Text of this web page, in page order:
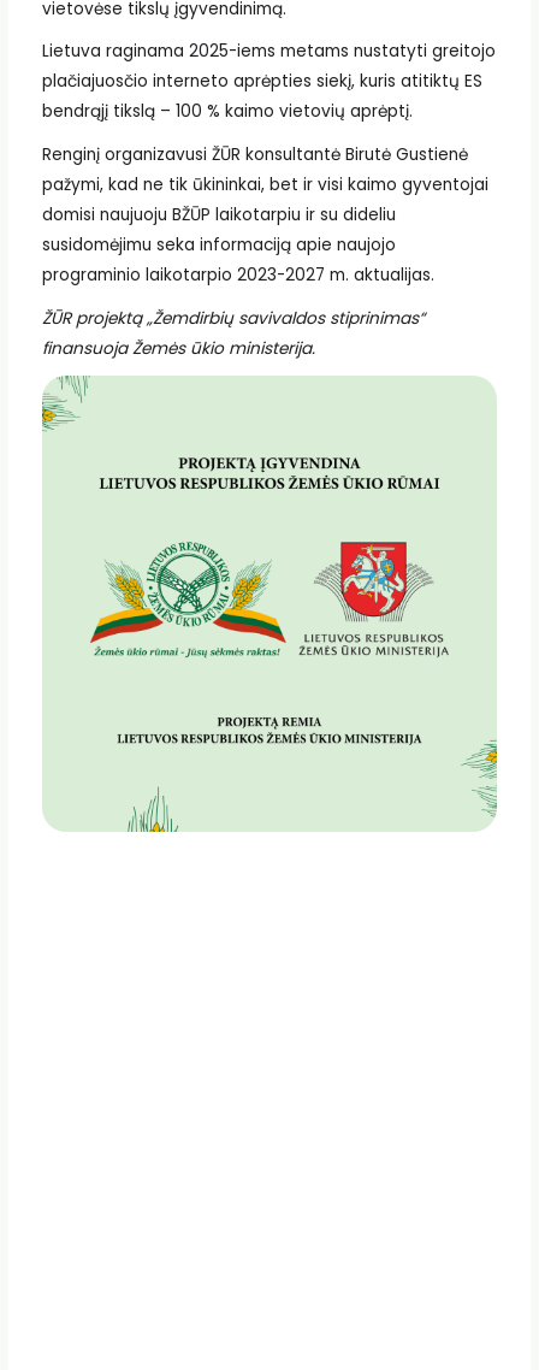
vietovėse tikslų įgyvendinimą.
Lietuva raginama 2025-iems metams nustatyti greitojo
plačiajuosčio interneto aprėpties siekį, kuris atitiktų ES
bendrąjį tikslą – 100 % kaimo vietovių aprėptį.
Renginį organizavusi ŽŪR konsultantė Birutė Gustienė
pažymi, kad ne tik ūkininkai, bet ir visi kaimo gyventojai
domisi naujuoju BŽŪP laikotarpiu ir su dideliu
susidomėjimu seka informaciją apie naujojo
programinio laikotarpio 2023-2027 m. aktualijas.
ŽŪR projektą „Žemdirbių savivaldos stiprinimas“
finansuoja Žemės ūkio ministerija.